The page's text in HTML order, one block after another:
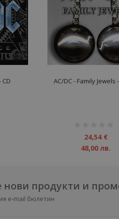
CD AC/DC - Family Jewels
24,54 €
48,00 лв.
нови продукти и
e-mail бюлетин